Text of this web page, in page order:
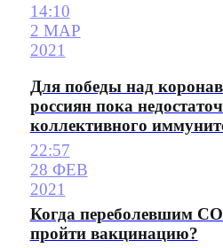
14:10
2 МАР
2021
Для победы над
россиян пока
коллективного
22:57
28 ФЕВ
2021
Когда переболевшим
пройти вакцинацию?